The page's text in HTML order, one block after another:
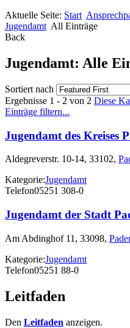
Aktuelle Seite: Start
Jugendamt All Einträge
Back
Jugendamt: Alle
Sortiert nach
Ergebnisse 1 - 2 von 2 Diese
Einträge filtern...
Jugendamt des Kreises
Aldegreverstr. 10-14, 33102,
Kategorie:Jugendamt
Telefon05251 308-0
Jugendamt der Stadt
Am Abdinghof 11, 33098,
Kategorie:Jugendamt
Telefon05251 88-0
Leitfaden
Den Leitfaden anzeigen.